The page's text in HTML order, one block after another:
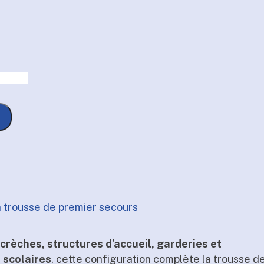
trousse de premier secours
crèches, structures d’accueil, garderies et
scolaires, cette configuration complète la trousse